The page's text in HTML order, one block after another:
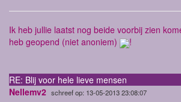
Ik heb jullie laatst nog beide voorbij zien
heb geopend (niet anoniem)
!
RE: Blij voor hele lieve mensen
Nellemv2 schreef op: 13-05-2013 23:08:07